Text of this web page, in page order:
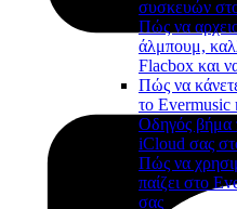
συσκευών
Πώς να
άλμπουμ,
Flacbox και
Πώς να
το Evermusic
Οδηγός βήμα
iCloud σας
Πώς να
παίζει στο
σας